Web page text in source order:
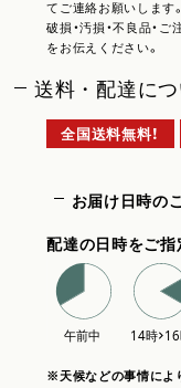
てご連絡お願いします。
破損・汚損・不良品・
をお伝えください。
送料・配達に
全国送料無料！
お届け日時の
配達の日時をご指
※天候などの事情によ